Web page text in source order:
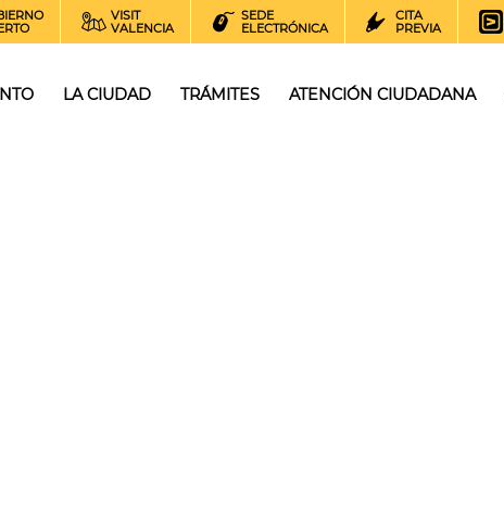
VISIT
VALENCIA
SEDE
ELECTRÓNICA
CITA
PREVIA
LA CIUDAD TRÁMITES ATENCIÓN CIUDADANA